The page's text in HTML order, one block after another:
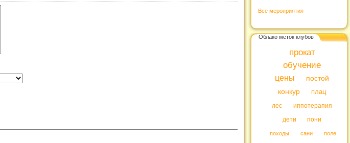
Все мероприятия
Облако меток клубов
прокат
обучение
цены
постой
конкур
плац
лес
иппотерапия
дети
пони
походы сани поле